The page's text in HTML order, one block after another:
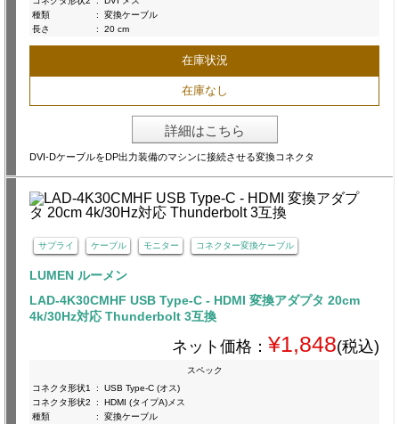
種類
:
変換ケーブル
長さ
: 20 cm
在庫状況
在庫なし
詳細はこちら
DVI-DケーブルをDP出力装備のマシンに接続させる変換コネクタ
サプライ ケーブル モニター コネクター変換ケーブル
LUMEN ルーメン
LAD-4K30CMHF USB Type-C - HDMI 変換アダプタ 20cm
4k/30Hz対応 Thunderbolt 3互換
ネット価格： ¥1,848(税込)
スペック
コネクタ形状1
:
USB Type-C (オス)
コネクタ形状2
:
HDMI (タイプA)メス
種類
:
変換ケーブル